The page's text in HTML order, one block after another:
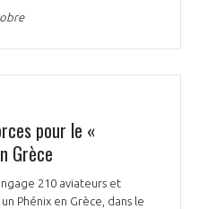
pour le «
Grèce
210 aviateurs et
Phénix en Grèce, dans le